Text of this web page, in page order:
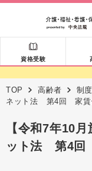
資格受験
TOP 高齢者 制度
ネット法 第4回 家賃
【令和7年10
ット法 第4回